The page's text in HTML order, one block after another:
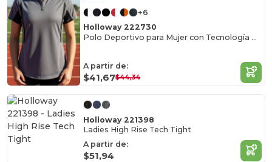
+6
Holloway 222730
Polo Deportivo para Mujer con Tecnología Antienganche
A partir de:
$41,67$44,34
Holloway 221398
Ladies High Rise Tech Tight
A partir de:
$51,94